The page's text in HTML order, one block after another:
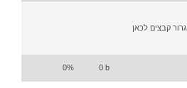
גרור קבצים לכאן
0% 0 b